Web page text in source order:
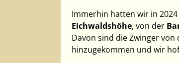
Immerhin hatten wir in
Eichwaldshöhe, von der
Davon sind die Zwinger
hinzugekommen und wir